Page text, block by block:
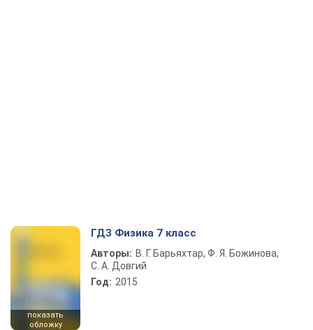
показать
обложку
ГДЗ Физика 7 класс
Авторы: В. Г. Барьяхтар, Ф. Я. Божинова,
С. А. Довгий
Год: 2015